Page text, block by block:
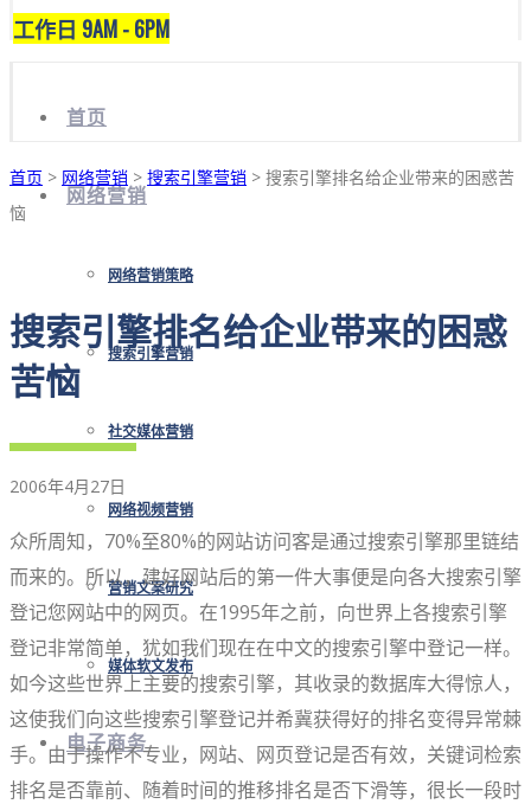
工作日 9AM - 6PM
首页
网络营销
网络营销策略
搜索引擎营销
社交媒体营销
网络视频营销
营销文案研究
媒体软文发布
电子商务
首页 > 网络营销 > 搜索引擎营销 > 搜索引擎排名给企业带来的困惑苦
恼
搜索引擎排名给企业带来的困惑
苦恼
2006年4月27日
众所周知，70%至80%的网站访问客是通过搜索引擎那里链结
而来的。所以，建好网站后的第一件大事便是向各大搜索引擎
登记您网站中的网页。在1995年之前，向世界上各搜索引擎
登记非常简单，犹如我们现在在中文的搜索引擎中登记一样。
如今这些世界上主要的搜索引擎，其收录的数据库大得惊人，
这使我们向这些搜索引擎登记并希冀获得好的排名变得异常棘
手。由于操作不专业，网站、网页登记是否有效，关键词检索
排名是否靠前、随着时间的推移排名是否下滑等，很长一段时